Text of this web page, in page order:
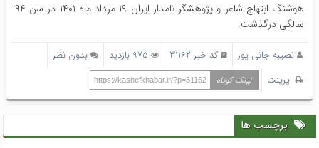
هوشنگ ابتهاج شاعر و پژوهشگر نامدار ایران ۱۹ مرداد ماه ۱۴۰۱ در سن ۹۴
سالگی درگذشت.
نصیبه جانی پور کد خبر 31162 975 بازدید
بدون نظر
پرینت
لینک کوتاه https://kashefkhabar.ir/?p=31162
برچسب ها